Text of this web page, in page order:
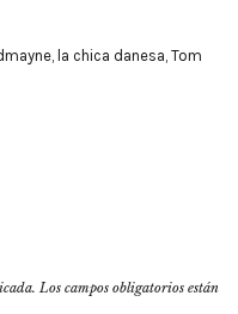
, la chica danesa, Tom
Los campos obligatorios están